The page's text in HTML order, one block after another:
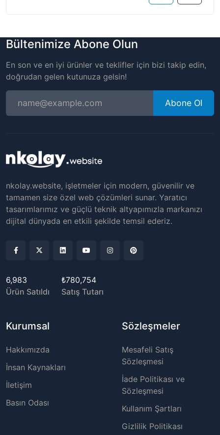
Bültenimize Abone Olun
En son ve en iyi ürünler ve teklifler için bizi takip edin,
doğrudan gelen kutunuza gelsin!
Abone Ol
nkolay.website, işletmeler için modern, güvenilir ve
tamamen size özel web çözümleri sunar. Yaratıcı
tasarımlarımız ve güçlü teknik altyapımızla markanızı
dijital dünyada en etkili şekilde temsil ederiz.
6,983
Ürün Satıldı
₺780,754
Satış Tutarı
Kurumsal
Hakkımızda
İnsan Kaynakları
İletişim
Basın Odası
Sözleşmeler
Mesafeli Satış
Sözleşmesi
İade Politikası ve
Sözleşmesi
Kullanım Şartları
Gizlilik Politikası